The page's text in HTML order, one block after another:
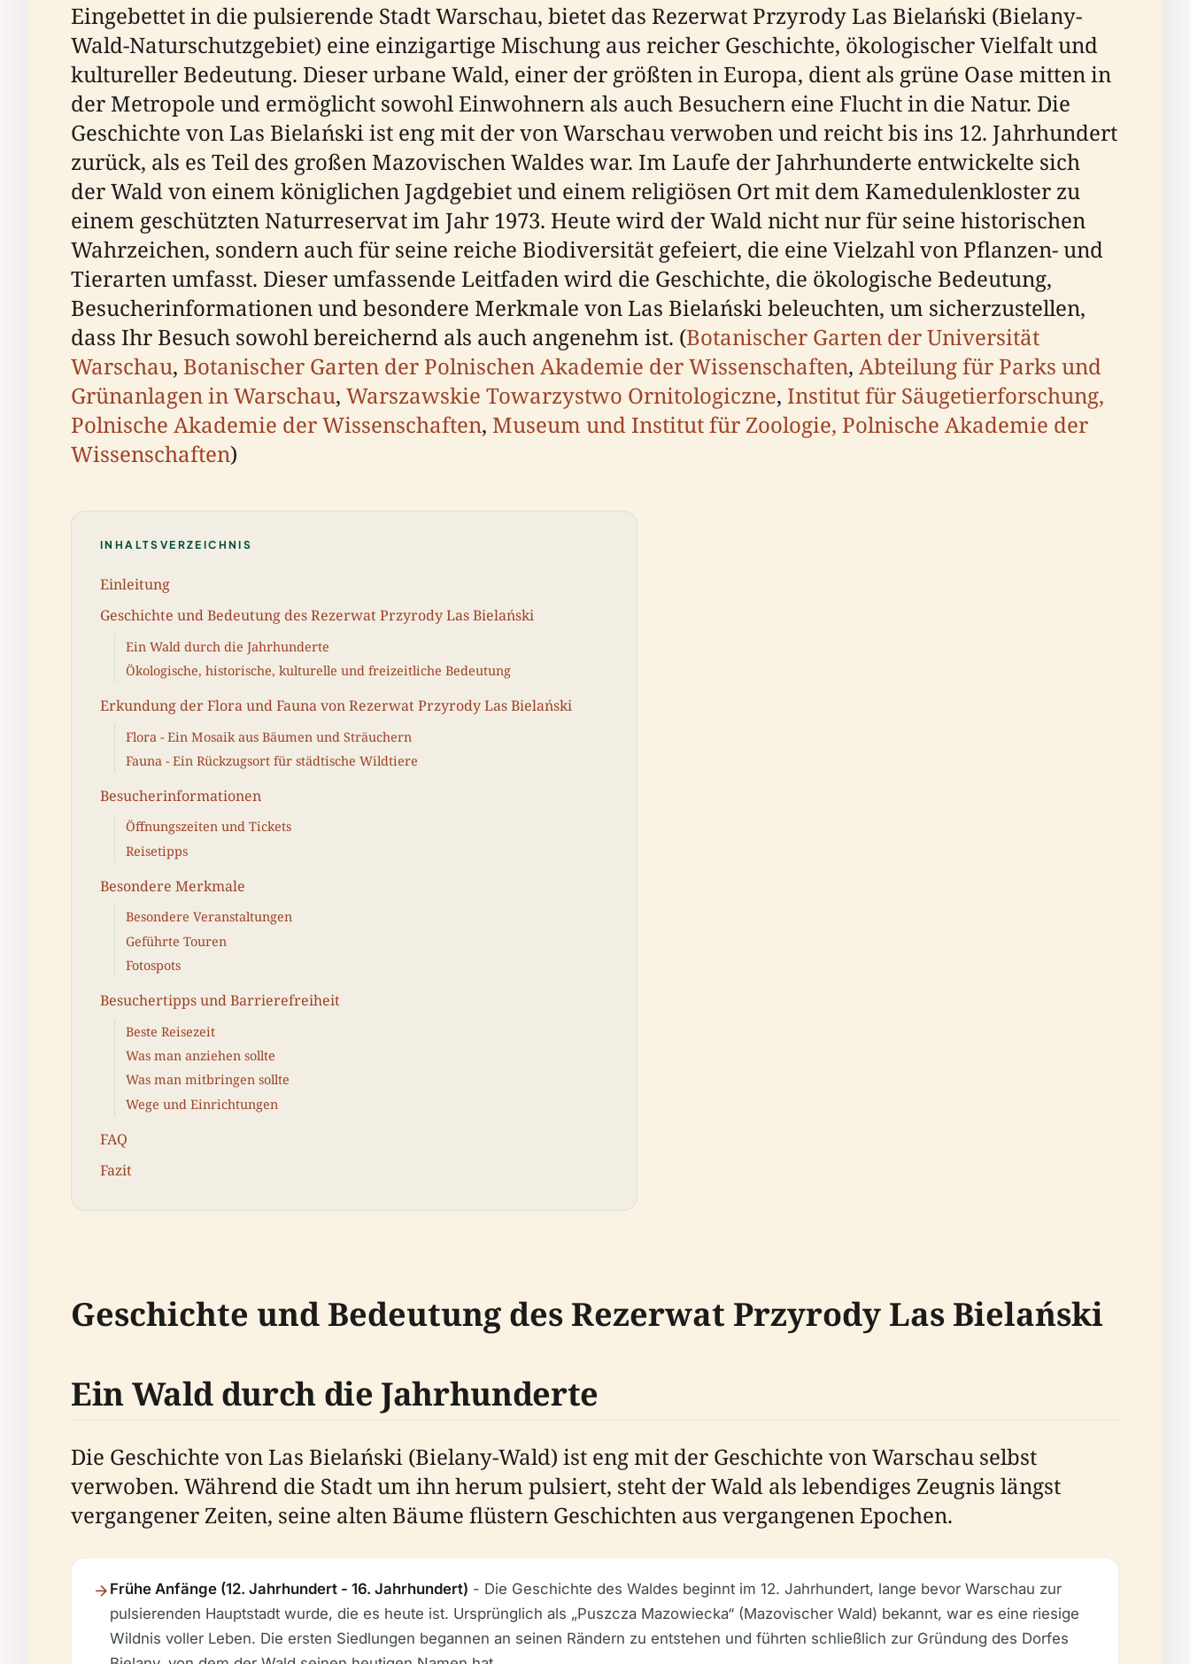
Eingebettet in die pulsierende Stadt Warschau, bietet das Rezerwat Przyrody Las Bielański (Bielany-
Wald-Naturschutzgebiet) eine einzigartige Mischung aus reicher Geschichte, ökologischer Vielfalt und
kultureller Bedeutung. Dieser urbane Wald, einer der größten in Europa, dient als grüne Oase mitten in
der Metropole und ermöglicht sowohl Einwohnern als auch Besuchern eine Flucht in die Natur. Die
Geschichte von Las Bielański ist eng mit der von Warschau verwoben und reicht bis ins 12. Jahrhundert
zurück, als es Teil des großen Mazovischen Waldes war. Im Laufe der Jahrhunderte entwickelte sich
der Wald von einem königlichen Jagdgebiet und einem religiösen Ort mit dem Kamedulenkloster zu
einem geschützten Naturreservat im Jahr 1973. Heute wird der Wald nicht nur für seine historischen
Wahrzeichen, sondern auch für seine reiche Biodiversität gefeiert, die eine Vielzahl von Pflanzen- und
Tierarten umfasst. Dieser umfassende Leitfaden wird die Geschichte, die ökologische Bedeutung,
Besucherinformationen und besondere Merkmale von Las Bielański beleuchten, um sicherzustellen,
dass Ihr Besuch sowohl bereichernd als auch angenehm ist. (Botanischer Garten der Universität
Warschau, Botanischer Garten der Polnischen Akademie der Wissenschaften, Abteilung für Parks und
Grünanlagen in Warschau, Warszawskie Towarzystwo Ornitologiczne, Institut für Säugetierforschung,
Polnische Akademie der Wissenschaften, Museum und Institut für Zoologie, Polnische Akademie der
Wissenschaften)
INHALTSVERZEICHNIS
Einleitung
Geschichte und Bedeutung des Rezerwat Przyrody Las Bielański
Ein Wald durch die Jahrhunderte
Ökologische, historische, kulturelle und freizeitliche Bedeutung
Erkundung der Flora und Fauna von Rezerwat Przyrody Las Bielański
Flora - Ein Mosaik aus Bäumen und Sträuchern
Fauna - Ein Rückzugsort für städtische Wildtiere
Besucherinformationen
Öffnungszeiten und Tickets
Reisetipps
Besondere Merkmale
Besondere Veranstaltungen
Geführte Touren
Fotospots
Besuchertipps und Barrierefreiheit
Beste Reisezeit
Was man anziehen sollte
Was man mitbringen sollte
Wege und Einrichtungen
FAQ
Fazit
Geschichte und Bedeutung des Rezerwat Przyrody Las Bielański
Ein Wald durch die Jahrhunderte
Die Geschichte von Las Bielański (Bielany-Wald) ist eng mit der Geschichte von Warschau selbst
verwoben. Während die Stadt um ihn herum pulsiert, steht der Wald als lebendiges Zeugnis längst
vergangener Zeiten, seine alten Bäume flüstern Geschichten aus vergangenen Epochen.
Frühe Anfänge (12. Jahrhundert - 16. Jahrhundert) - Die Geschichte des Waldes beginnt im 12. Jahrhundert, lange bevor Warschau zur
pulsierenden Hauptstadt wurde, die es heute ist. Ursprünglich als „Puszcza Mazowiecka“ (Mazovischer Wald) bekannt, war es eine riesige
Wildnis voller Leben. Die ersten Siedlungen begannen an seinen Rändern zu entstehen und führten schließlich zur Gründung des Dorfes